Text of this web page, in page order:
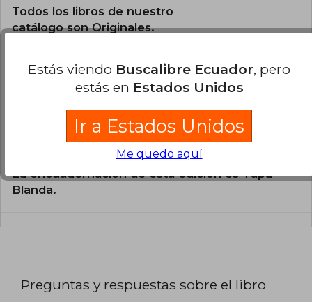
Todos los libros de nuestro
catálogo son Originales.
¿En qué Idioma está escrito el
¿Cuál es la encuadernación de este libro?
La encuadernación de esta edición es Tapa
Blanda.
Preguntas y respuestas sobre el libro
Estás viendo Buscalibre Ecuador, pero
estás en Estados Unidos
Ir a Estados Unidos
Me quedo aquí